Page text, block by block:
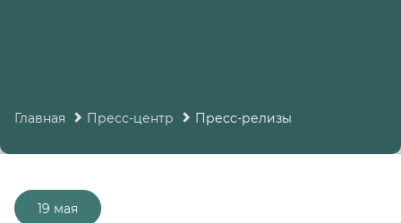
Главная Пресс-центр Пресс-релизы
19 мая